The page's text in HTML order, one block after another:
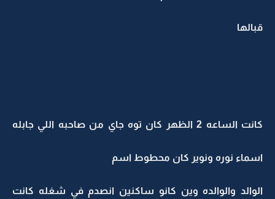
قبالها
كانت الساعه 2 الظهر كان توه جاي من صاحبه اللي جابله
اسماء نوره ونوير كان محطوط اسم
الوالد والوالده وين كانو ساكنين انصدم في شغله كانت